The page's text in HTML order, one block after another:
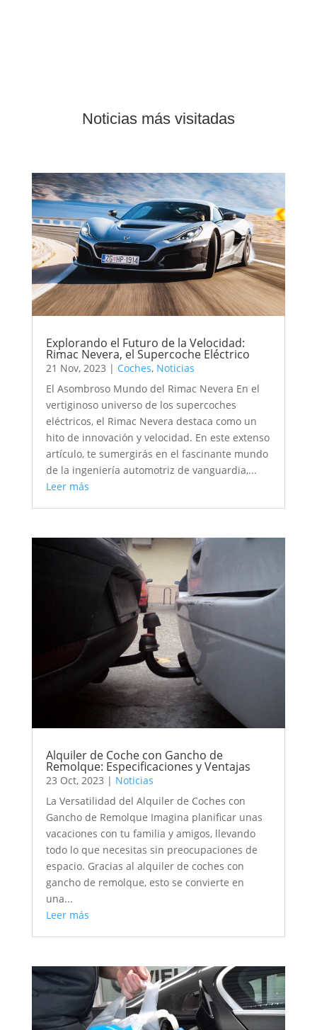
Noticias más visitadas
Explorando el Futuro de la Velocidad:
Rimac Nevera, el Supercoche Eléctrico
21 Nov, 2023 | Coches, Noticias
El Asombroso Mundo del Rimac Nevera En el
vertiginoso universo de los supercoches
eléctricos, el Rimac Nevera destaca como un
hito de innovación y velocidad. En este extenso
artículo, te sumergirás en el fascinante mundo
de la ingeniería automotriz de vanguardia,...
Leer más
Alquiler de Coche con Gancho de
Remolque: Especificaciones y Ventajas
23 Oct, 2023 | Noticias
La Versatilidad del Alquiler de Coches con
Gancho de Remolque Imagina planificar unas
vacaciones con tu familia y amigos, llevando
todo lo que necesitas sin preocupaciones de
espacio. Gracias al alquiler de coches con
gancho de remolque, esto se convierte en
una...
Leer más